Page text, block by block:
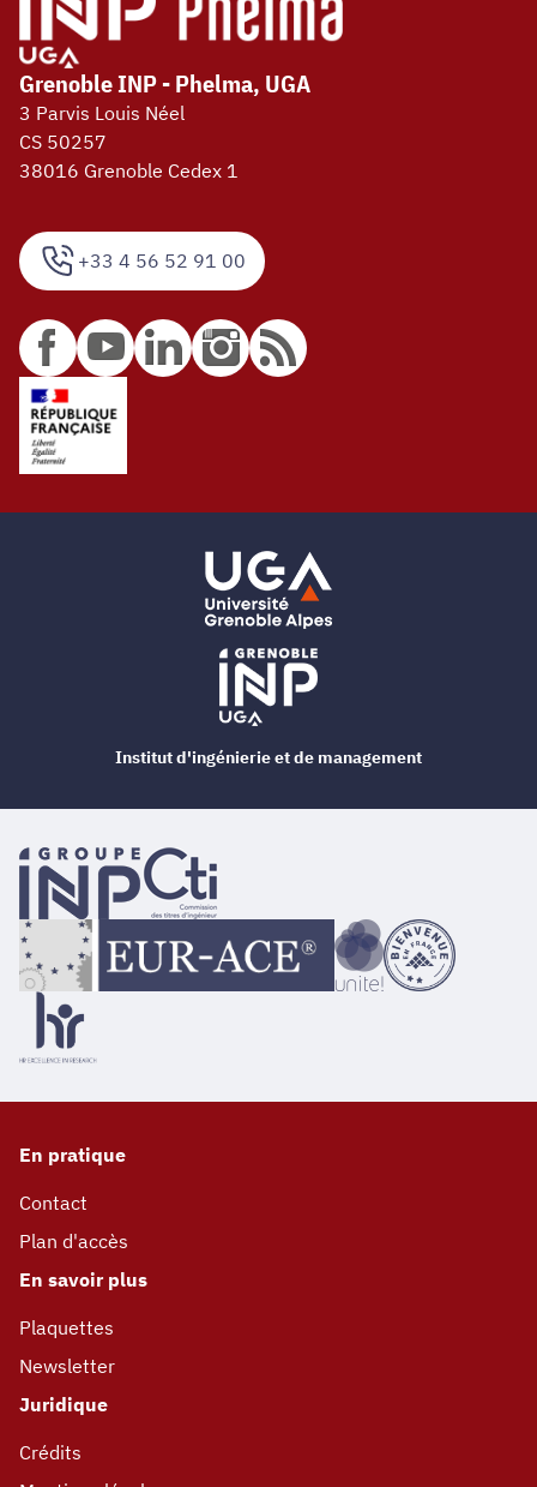
+33 4 56 52 91 00
Grenoble INP - Phelma, UGA
3 Parvis Louis Néel
CS 50257
38016 Grenoble Cedex 1
En pratique
Contact
Plan d'accès
En savoir plus
Plaquettes
Newsletter
Juridique
Crédits
Institut d'ingénierie et de management